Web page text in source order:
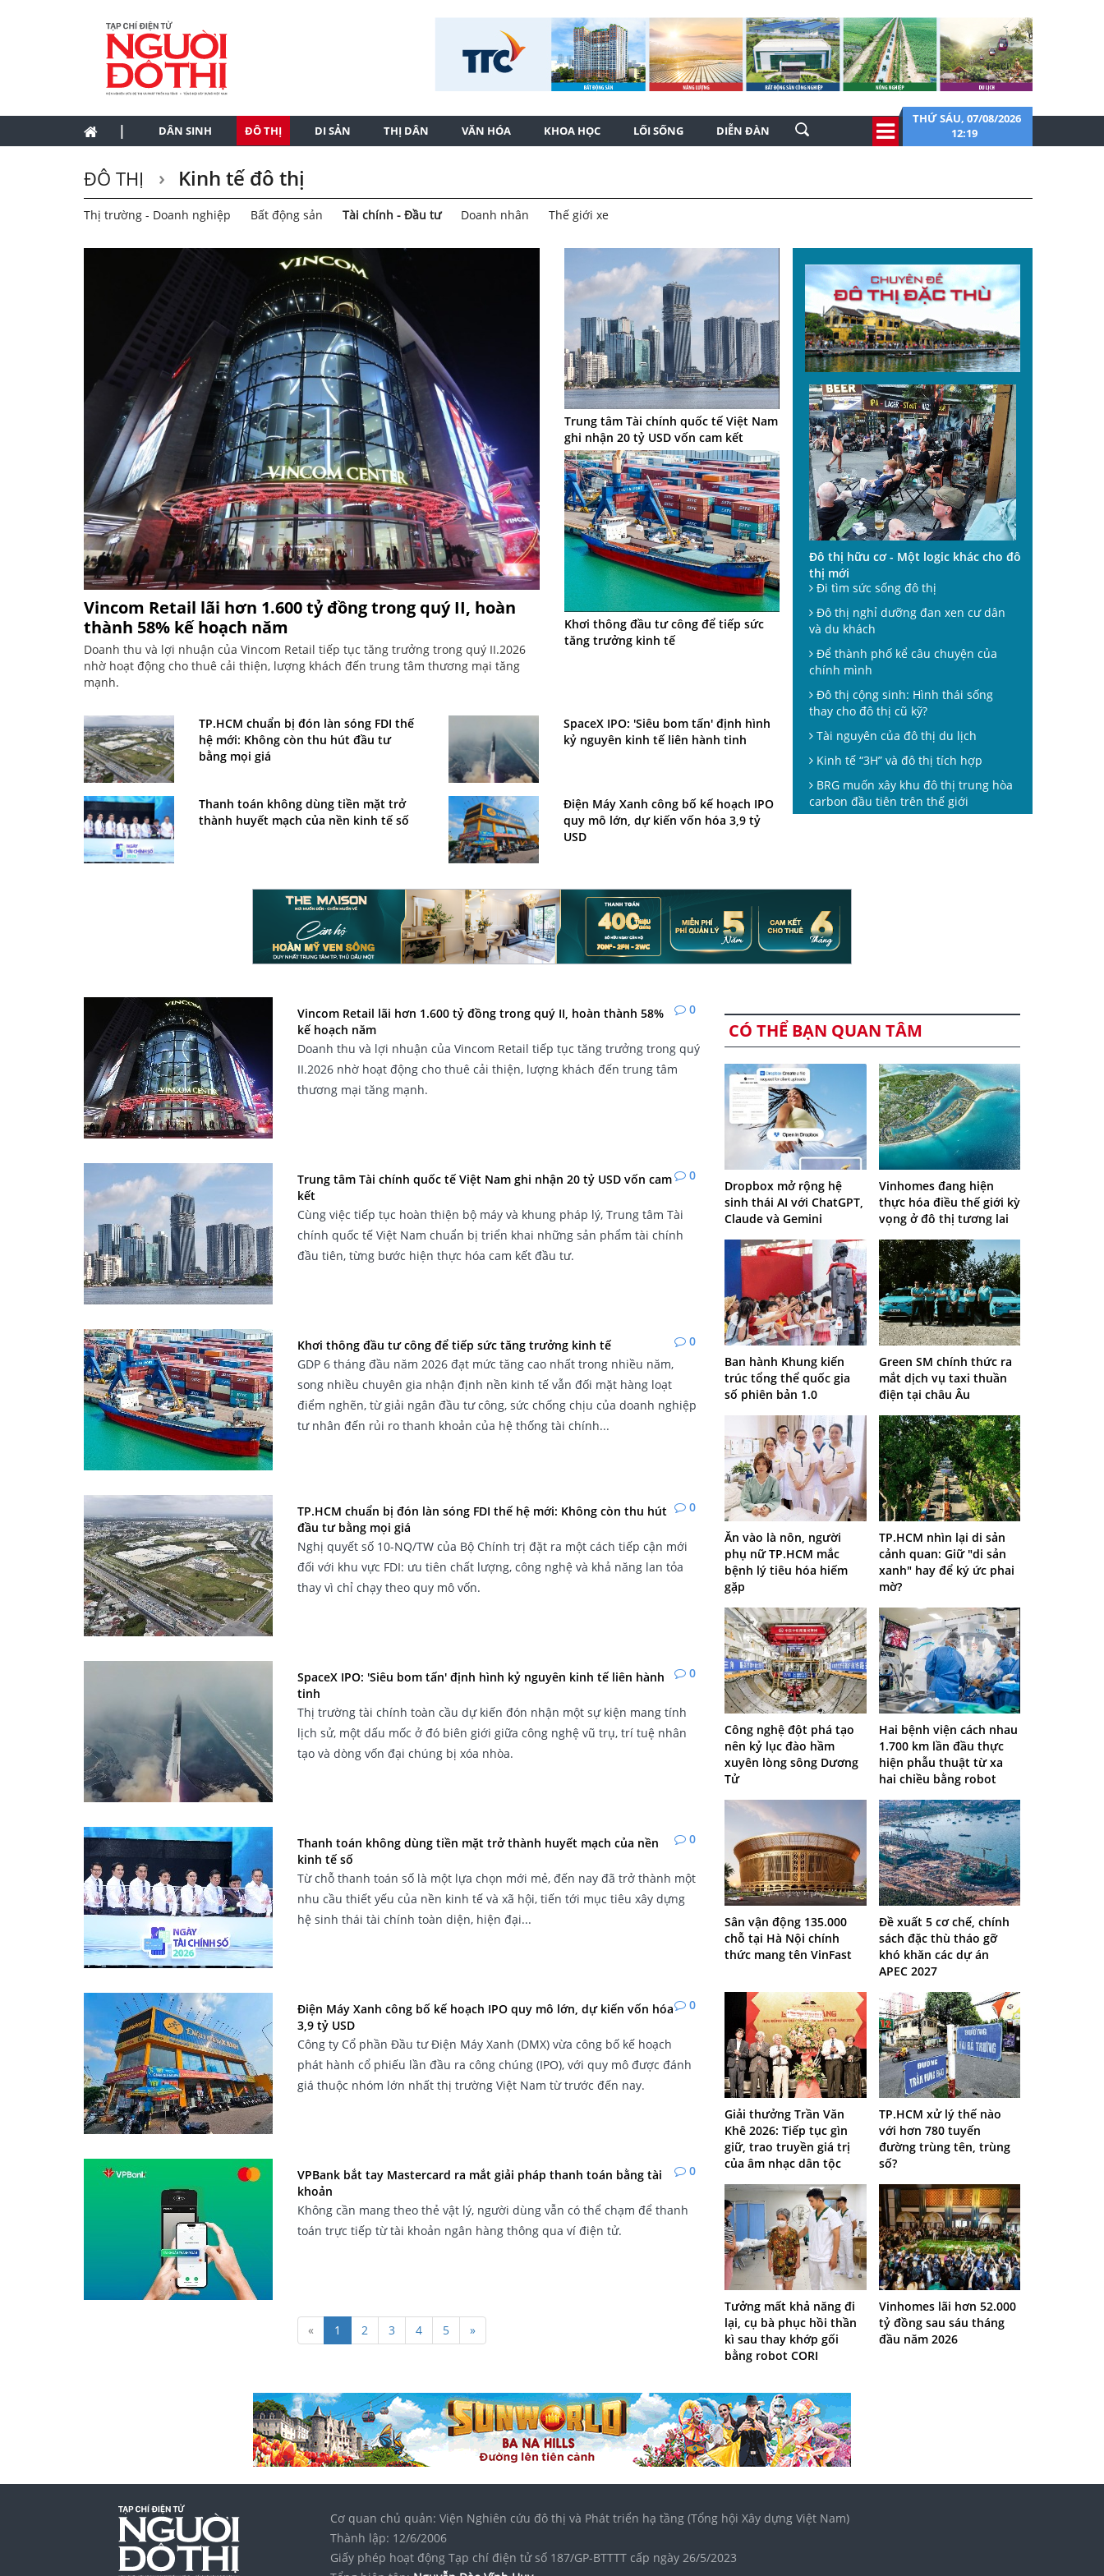
| DÂN SINH ĐÔ THỊ DI SẢN THỊ DÂN VĂN HÓA KHOA HỌC LỐI SỐNG DIỄN ĐÀN
THỨ SÁU, 07/08/2026
12:19
ĐÔ THỊ Kinh tế đô thị
Thị trường - Doanh nghiệp Bất động sản Tài chính - Đầu tư Doanh nhân Thế giới xe
Vincom Retail lãi hơn 1.600 tỷ đồng trong quý II, hoàn
thành 58% kế hoạch năm
Doanh thu và lợi nhuận của Vincom Retail tiếp tục tăng trưởng trong quý II.2026
nhờ hoạt động cho thuê cải thiện, lượng khách đến trung tâm thương mại tăng
mạnh.
Trung tâm Tài chính quốc tế Việt Nam
ghi nhận 20 tỷ USD vốn cam kết
Khơi thông đầu tư công để tiếp sức
tăng trưởng kinh tế
TP.HCM chuẩn bị đón làn sóng FDI thế
hệ mới: Không còn thu hút đầu tư
bằng mọi giá
SpaceX IPO: 'Siêu bom tấn' định hình
kỷ nguyên kinh tế liên hành tinh
Thanh toán không dùng tiền mặt trở
thành huyết mạch của nền kinh tế số
Điện Máy Xanh công bố kế hoạch IPO
quy mô lớn, dự kiến vốn hóa 3,9 tỷ
USD
Đô thị hữu cơ - Một logic khác cho đô
thị mới
Đi tìm sức sống đô thị
Đô thị nghỉ dưỡng đan xen cư dân
và du khách
Để thành phố kể câu chuyện của
chính mình
Đô thị cộng sinh: Hình thái sống
thay cho đô thị cũ kỹ?
Tài nguyên của đô thị du lịch
Kinh tế “3H” và đô thị tích hợp
BRG muốn xây khu đô thị trung hòa
carbon đầu tiên trên thế giới
0
Vincom Retail lãi hơn 1.600 tỷ đồng trong quý II, hoàn thành 58%
kế hoạch năm
Doanh thu và lợi nhuận của Vincom Retail tiếp tục tăng trưởng trong quý
II.2026 nhờ hoạt động cho thuê cải thiện, lượng khách đến trung tâm
thương mại tăng mạnh.
0
Trung tâm Tài chính quốc tế Việt Nam ghi nhận 20 tỷ USD vốn cam
kết
Cùng việc tiếp tục hoàn thiện bộ máy và khung pháp lý, Trung tâm Tài
chính quốc tế Việt Nam chuẩn bị triển khai những sản phẩm tài chính
đầu tiên, từng bước hiện thực hóa cam kết đầu tư.
0
Khơi thông đầu tư công để tiếp sức tăng trưởng kinh tế
GDP 6 tháng đầu năm 2026 đạt mức tăng cao nhất trong nhiều năm,
song nhiều chuyên gia nhận định nền kinh tế vẫn đối mặt hàng loạt
điểm nghẽn, từ giải ngân đầu tư công, sức chống chịu của doanh nghiệp
tư nhân đến rủi ro thanh khoản của hệ thống tài chính...
0
TP.HCM chuẩn bị đón làn sóng FDI thế hệ mới: Không còn thu hút
đầu tư bằng mọi giá
Nghị quyết số 10-NQ/TW của Bộ Chính trị đặt ra một cách tiếp cận mới
đối với khu vực FDI: ưu tiên chất lượng, công nghệ và khả năng lan tỏa
thay vì chỉ chạy theo quy mô vốn.
0
SpaceX IPO: 'Siêu bom tấn' định hình kỷ nguyên kinh tế liên hành
tinh
Thị trường tài chính toàn cầu dự kiến đón nhận một sự kiện mang tính
lịch sử, một dấu mốc ở đó biên giới giữa công nghệ vũ trụ, trí tuệ nhân
tạo và dòng vốn đại chúng bị xóa nhòa.
0
Thanh toán không dùng tiền mặt trở thành huyết mạch của nền
kinh tế số
Từ chỗ thanh toán số là một lựa chọn mới mẻ, đến nay đã trở thành một
nhu cầu thiết yếu của nền kinh tế và xã hội, tiến tới mục tiêu xây dựng
hệ sinh thái tài chính toàn diện, hiện đại...
0
Điện Máy Xanh công bố kế hoạch IPO quy mô lớn, dự kiến vốn hóa
3,9 tỷ USD
Công ty Cổ phần Đầu tư Điện Máy Xanh (DMX) vừa công bố kế hoạch
phát hành cổ phiếu lần đầu ra công chúng (IPO), với quy mô được đánh
giá thuộc nhóm lớn nhất thị trường Việt Nam từ trước đến nay.
0
VPBank bắt tay Mastercard ra mắt giải pháp thanh toán bằng tài
khoản
Không cần mang theo thẻ vật lý, người dùng vẫn có thể chạm để thanh
toán trực tiếp từ tài khoản ngân hàng thông qua ví điện tử.
« 1 2 3 4 5 »
CÓ THỂ BẠN QUAN TÂM
Dropbox mở rộng hệ
sinh thái AI với ChatGPT,
Claude và Gemini
Vinhomes đang hiện
thực hóa điều thế giới kỳ
vọng ở đô thị tương lai
Ban hành Khung kiến
trúc tổng thể quốc gia
số phiên bản 1.0
Green SM chính thức ra
mắt dịch vụ taxi thuần
điện tại châu Âu
Ăn vào là nôn, người
phụ nữ TP.HCM mắc
bệnh lý tiêu hóa hiếm
gặp
TP.HCM nhìn lại di sản
cảnh quan: Giữ "di sản
xanh" hay để ký ức phai
mờ?
Công nghệ đột phá tạo
nên kỷ lục đào hầm
xuyên lòng sông Dương
Tử
Hai bệnh viện cách nhau
1.700 km lần đầu thực
hiện phẫu thuật từ xa
hai chiều bằng robot
Sân vận động 135.000
chỗ tại Hà Nội chính
thức mang tên VinFast
Đề xuất 5 cơ chế, chính
sách đặc thù tháo gỡ
khó khăn các dự án
APEC 2027
Giải thưởng Trần Văn
Khê 2026: Tiếp tục gìn
giữ, trao truyền giá trị
của âm nhạc dân tộc
TP.HCM xử lý thế nào
với hơn 780 tuyến
đường trùng tên, trùng
số?
Tưởng mất khả năng đi
lại, cụ bà phục hồi thần
kì sau thay khớp gối
bằng robot CORI
Vinhomes lãi hơn 52.000
tỷ đồng sau sáu tháng
đầu năm 2026
Cơ quan chủ quản: Viện Nghiên cứu đô thị và Phát triển hạ tầng (Tổng hội Xây dựng Việt Nam)
Thành lập: 12/6/2006
Giấy phép hoạt động Tạp chí điện tử số 187/GP-BTTTT cấp ngày 26/5/2023